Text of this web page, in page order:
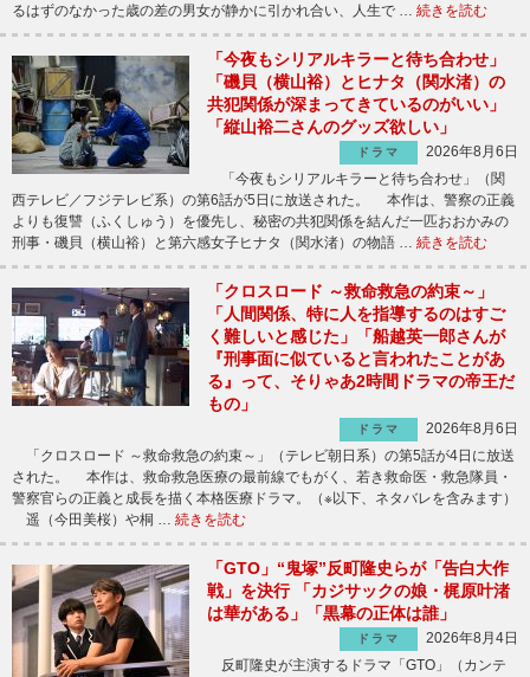
るはずのなかった歳の差の男女が静かに引かれ合い、人生で … 続きを読む
「今夜もシリアルキラーと待ち合わせ」
「磯貝（横山裕）とヒナタ（関水渚）の
共犯関係が深まってきているのがいい」
「縦山裕二さんのグッズ欲しい」
ドラマ
2026年8月6日
「今夜もシリアルキラーと待ち合わせ」（関
西テレビ／フジテレビ系）の第6話が5日に放送された。 本作は、警察の正義
よりも復讐（ふくしゅう）を優先し、秘密の共犯関係を結んだ一匹おおかみの
刑事・磯貝（横山裕）と第六感女子ヒナタ（関水渚）の物語 … 続きを読む
「クロスロード ～救命救急の約束～」
「人間関係、特に人を指導するのはすご
く難しいと感じた」「船越英一郎さんが
『刑事面に似ていると言われたことがあ
る』って、そりゃあ2時間ドラマの帝王だ
もの」
ドラマ
2026年8月6日
「クロスロード ～救命救急の約束～」（テレビ朝日系）の第5話が4日に放送
された。 本作は、救命救急医療の最前線でもがく、若き救命医・救急隊員・
警察官らの正義と成長を描く本格医療ドラマ。（※以下、ネタバレを含みます）
遥（今田美桜）や桐 … 続きを読む
「GTO」“鬼塚”反町隆史らが「告白大作
戦」を決行 「カジサックの娘・梶原叶渚
は華がある」「黒幕の正体は誰」
ドラマ
2026年8月4日
反町隆史が主演するドラマ「GTO」（カンテ